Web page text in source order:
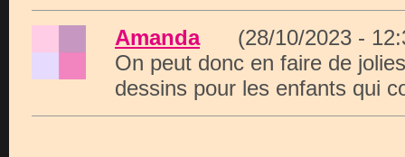
Amanda(28/10/2023 -
On peut donc en faire de
dessins pour les enfants qui